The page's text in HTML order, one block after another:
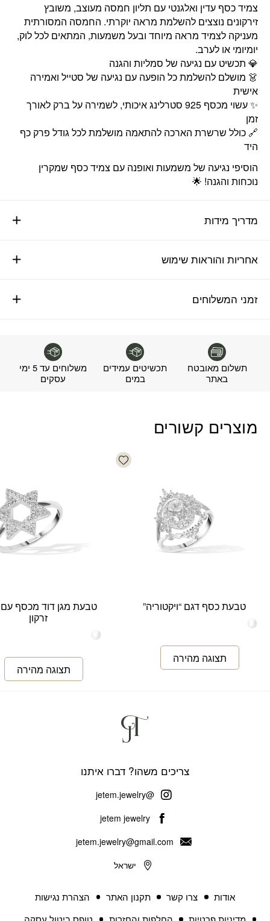
צמיד כסף עדין ואלגנטי עם תליון חמסה מעוצב, משובץ
זירקונים נוצצים להשלמת מראה יוקרתי. החמסה המסורתית
מעניקה לצמיד מראה מיוחד ובעל משמעות, המתאים לכל לוק,
יומיומי או לערב.
💎 תכשיט עם נגיעה של סמליות והגנה
👗 מושלם להשלמת כל הופעה עם נגיעה של סטייל ואמירה
אישית
✨ עשוי מכסף 925 סטרלינג איכותי, לשמירה על ברק לאורך
זמן
🔗 כולל שרשרת הארכה להתאמה מושלמת לכל גודל פרק כף
היד
הוסיפי נגיעה של משמעות ואופנה עם צמיד כסף שמקרין
נוכחות והגנה! 🌟
מדריך מידות
אחריות והוראות שימוש
זמני המשלוחים
תשלום מאובטח
באתר
תכשיטים עמידים
במים
משלוחים עד 5 ימי
עסקים
מוצרים קשורים
Add wishlist
טבעת כסף דגם “ויקטוריה”
טבעת מגן דוד מכסף עם
זרקון
אודות צרו קשר תקנון האתר
הצהרת נגישות
צריכים משהו? דברו איתנו
@jetem.jewelry
jetem jewelry
jetem.jewelry@gmail.com
ישראל